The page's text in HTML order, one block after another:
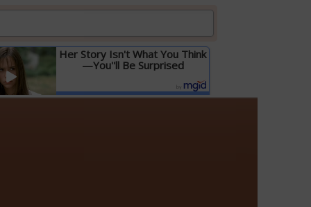
Her Story Isn't What You Think
—You''ll Be Surprised
Детальніше